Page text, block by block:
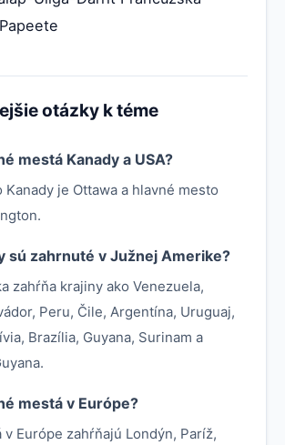
otázky k téme
mestá Kanady a USA?
Kanady je Ottawa a hlavné mesto
sú zahrnuté v Južnej Amerike?
zahŕňa krajiny ako Venezuela,
Peru, Čile, Argentína, Uruguaj,
Brazília, Guyana, Surinam a
mestá v Európe?
v Európe zahŕňajú Londýn, Paríž,